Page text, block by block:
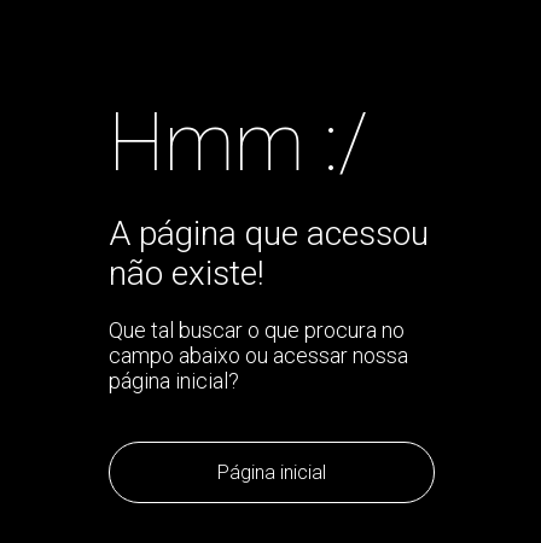
Hmm :/
A página que acessou
não existe!
Que tal buscar o que procura no
campo abaixo ou acessar nossa
página inicial?
Página inicial